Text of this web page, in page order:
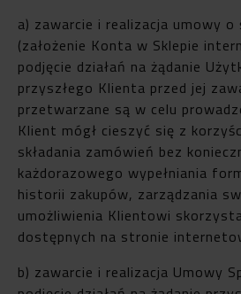
a) zawarcie i realizacja umowy o
(założenie Konta w Sklepie
podjęcie działań na żądanie
przyszłego Klienta przed jej
przetwarzane są w celu
Klient mógł cieszyć się z
składania zamówień bez
każdorazowego wypełniania
historii zakupów, zarządzania
umożliwienia Klientowi
dostępnych na stronie
b) zawarcie i realizacja Umowy